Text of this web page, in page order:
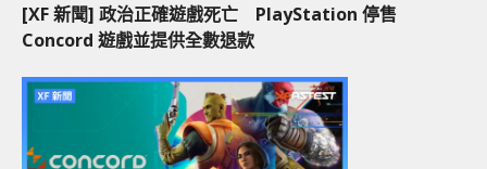
[XF 新聞] 政治正確遊戲死亡 PlayStation 停售
Concord 遊戲並提供全數退款